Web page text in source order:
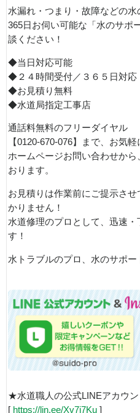
水漏れ・つまり・故障などの水
365日お伺い可能な「水のサポ
談ください！
◆当日対応可能
◆２４時間受付／３６５日対応
◆お見積り無料
◆水道局指定工事店
通話料無料のフリーダイヤル
【0120-670-076】まで、お気
ホームページお問い合わせか
おります。
お見積りは作業前にご提示さ
かりません！
水道修理のプロとして、迅速
す！
水トラブルのプロ、水のサポ
★水道職人の公式LINEアカウン
[ https://lin.ee/Xv7j7Ku ]